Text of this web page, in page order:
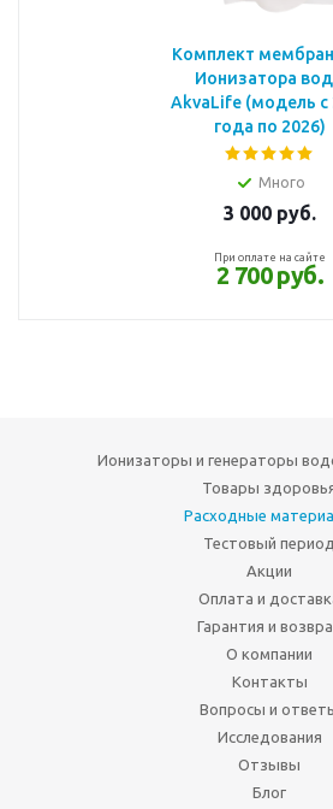
Комплект
Ионизатора
AkvaLife (модель с
года по 2026)
Много
3 000 руб.
При оплате на сайте
2 700 руб.
Ионизаторы и генераторы
Товары
Расходные
Тестовый период
Акции
Оплата и
Гарантия и
О компании
Контакты
Вопросы и
Исследования
Отзывы
Блог